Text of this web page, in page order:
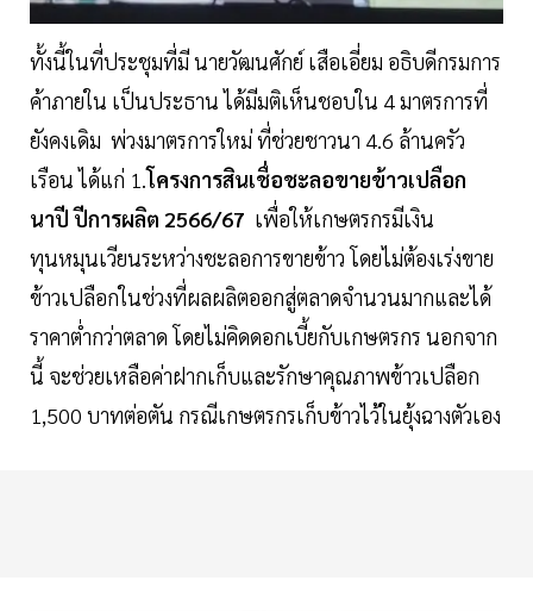
ทั้งนี้ในที่ประชุมที่มี นายวัฒนศักย์ เสือเอี่ยม อธิบดีกรมการ
ค้าภายใน เป็นประธาน ได้มีมติเห็นชอบใน 4 มาตรการที่
ยังคงเดิม พ่วงมาตรการใหม่ ที่ช่วยชาวนา 4.6 ล้านครัว
เรือน ได้แก่ 1.โครงการสินเชื่อชะลอขายข้าวเปลือก
นาปี ปีการผลิต 2566/67 เพื่อให้เกษตรกรมีเงิน
ทุนหมุนเวียนระหว่างชะลอการขายข้าว โดยไม่ต้องเร่งขาย
ข้าวเปลือกในช่วงที่ผลผลิตออกสู่ตลาดจำนวนมากและได้
ราคาต่ำกว่าตลาด โดยไม่คิดดอกเบี้ยกับเกษตรกร นอกจาก
นี้ จะช่วยเหลือค่าฝากเก็บและรักษาคุณภาพข้าวเปลือก
1,500 บาทต่อตัน กรณีเกษตรกรเก็บข้าวไว้ในยุ้งฉางตัวเอง